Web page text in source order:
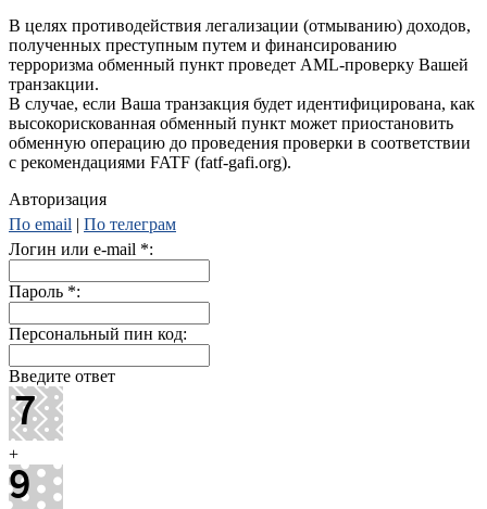
В целях противодействия легализации (отмыванию) доходов,
полученных преступным путем и финансированию
терроризма обменный пункт проведет AML-проверку Вашей
транзакции.
В случае, если Ваша транзакция будет идентифицирована, как
высокорискованная обменный пункт может приостановить
обменную операцию до проведения проверки в соответствии
с рекомендациями FATF (fatf-gafi.org).
Авторизация
По email | По телеграм
Логин или e-mail *:
Пароль *:
Персональный пин код:
Введите ответ
+